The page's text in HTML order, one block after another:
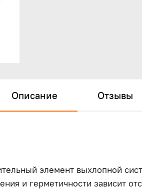
Описание Отзывы
элемент выхлопной
и герметичности зависит